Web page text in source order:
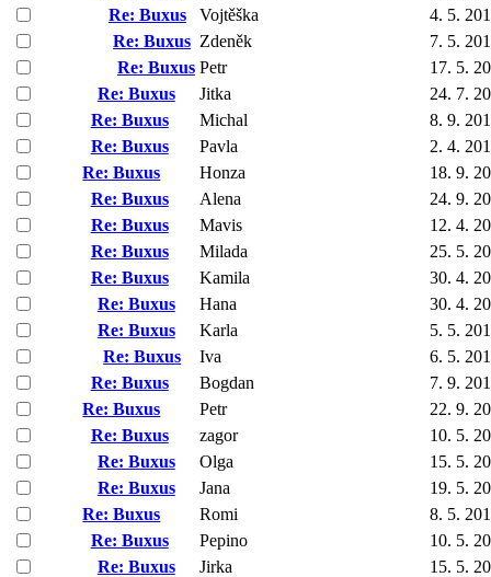
Re: Buxus
Vojtěška
4. 5.
Re: Buxus Zdeněk
7. 5.
Re: Buxus Petr
17. 5.
Re: Buxus
Jitka
24. 7.
Re: Buxus
Michal
8. 9.
Re: Buxus
Pavla
2. 4.
Re: Buxus
Honza
18. 9.
Re: Buxus
Alena
24. 9.
Re: Buxus
Mavis
12. 4.
Re: Buxus
Milada
25. 5.
Re: Buxus
Kamila
30. 4.
Re: Buxus
Hana
30. 4.
Re: Buxus
Karla
5. 5.
Re: Buxus
Iva
6. 5.
Re: Buxus
Bogdan
7. 9.
Re: Buxus
Petr
22. 9.
Re: Buxus
zagor
10. 5.
Re: Buxus
Olga
15. 5.
Re: Buxus
Jana
19. 5.
Re: Buxus
Romi
8. 5.
Re: Buxus
Pepino
10. 5.
Re: Buxus
Jirka
15. 5.